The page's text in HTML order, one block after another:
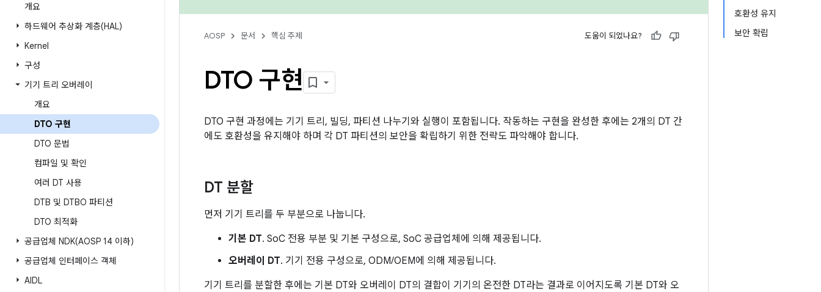
개요
하드웨어 추상화 계층(HAL)
Kernel
구성
기기 트리 오버레이
개요
DTO 구현
DTO 문법
컴파일 및 확인
여러 DT 사용
DTB 및 DTBO 파티션
DTO 최적화
공급업체 NDK(AOSP 14 이하)
공급업체 인터페이스 객체
AIDL
호환성 유지
보안 확립
AOSP 문서 핵심 주제 도움이 되었나요?
DTO 구현
DTO 구현 과정에는 기기 트리, 빌딩, 파티션 나누기와 실행이 포함됩니다. 작동하는 구현을 완성한 후에는 2개의 DT 간
에도 호환성을 유지해야 하며 각 DT 파티션의 보안을 확립하기 위한 전략도 파악해야 합니다.
DT 분할
먼저 기기 트리를 두 부분으로 나눕니다.
기본 DT. SoC 전용 부분 및 기본 구성으로, SoC 공급업체에 의해 제공됩니다.
오버레이 DT. 기기 전용 구성으로, ODM/OEM에 의해 제공됩니다.
기기 트리를 분할한 후에는 기본 DT와 오버레이 DT의 결합이 기기의 온전한 DT라는 결과로 이어지도록 기본 DT와 오